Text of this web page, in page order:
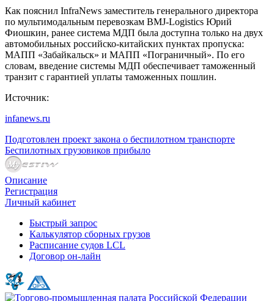
Как пояснил InfraNews заместитель генерального директора
по мультимодальным перевозкам BMJ-Logistics Юрий
Фиошкин, ранее система МДП была доступна только на двух
автомобильных российско-китайских пунктах пропуска:
МАПП «Забайкальск» и МАПП «Пограничный». По его
словам, введение системы МДП обеспечивает таможенный
транзит с гарантией уплаты таможенных пошлин.
Источник:
infanews.ru
Подготовлен проект закона о беспилотном транспорте
Беспилотных грузовиков прибыло
Описание
Регистрация
Личный кабинет
Быстрый запрос
Калькулятор сборных грузов
Расписание судов LCL
Договор он-лайн